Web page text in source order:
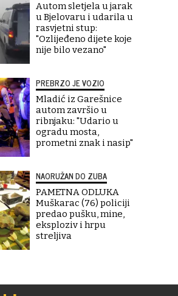
Autom sletjela u jarak
u Bjelovaru i udarila u
rasvjetni stup:
"Ozlijeđeno dijete koje
nije bilo vezano"
PREBRZO JE VOZIO
Mladić iz Garešnice
autom završio u
ribnjaku: "Udario u
ogradu mosta,
prometni znak i nasip"
NAORUŽAN DO ZUBA
PAMETNA ODLUKA
Muškarac (76) policiji
predao pušku, mine,
eksploziv i hrpu
streljiva